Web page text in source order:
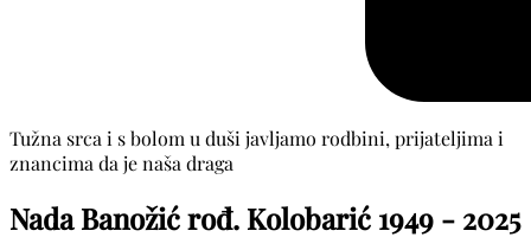
Tužna srca i s bolom u duši javljamo rodbini, prijateljima i
znancima da je naša draga
Nada Banožić rođ. Kolobarić 1949 - 2025